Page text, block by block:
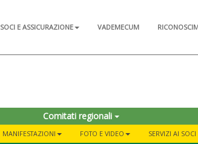
SOCI E ASSICURAZIONE VADEMECUM
Comitati regionali
MANIFESTAZIONI FOTO E VIDEO SERVIZI AI SOCI